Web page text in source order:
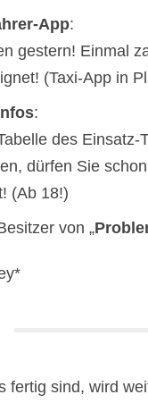
App:
gestern! Einmal
(Taxi-App in
:
des Einsatz-
dürfen Sie
(Ab 18!)
von „
fertig sind, wird